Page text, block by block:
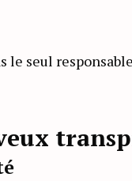
le seul